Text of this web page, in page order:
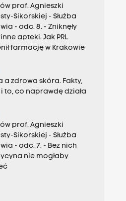
prof. Agnieszki
Sikorskiej - Służba
- odc. 8. - Zniknęły
apteki. Jak PRL
farmację w Krakowie
a zdrowa skóra. Fakty,
to, co naprawdę działa
prof. Agnieszki
Sikorskiej - Służba
- odc. 7. - Bez nich
nie mogłaby